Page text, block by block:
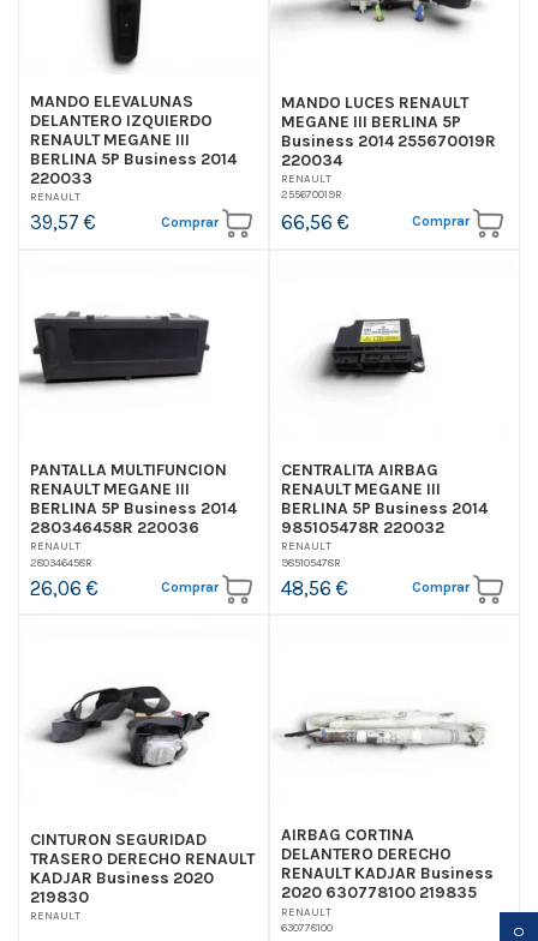
MANDO ELEVALUNAS
DELANTERO IZQUIERDO
RENAULT MEGANE III
BERLINA 5P Business 2014
220033
RENAULT
39,57 € Comprar
MANDO LUCES RENAULT
MEGANE III BERLINA 5P
Business 2014 255670019R
220034
RENAULT
255670019R
66,56 € Comprar
PANTALLA MULTIFUNCION
RENAULT MEGANE III
BERLINA 5P Business 2014
280346458R 220036
RENAULT
280346458R
26,06 € Comprar
CENTRALITA AIRBAG
RENAULT MEGANE III
BERLINA 5P Business 2014
985105478R 220032
RENAULT
985105478R
48,56 € Comprar
CINTURON SEGURIDAD
TRASERO DERECHO RENAULT
KADJAR Business 2020
219830
RENAULT
AIRBAG CORTINA
DELANTERO DERECHO
RENAULT KADJAR Business
2020 630778100 219835
RENAULT
630778100